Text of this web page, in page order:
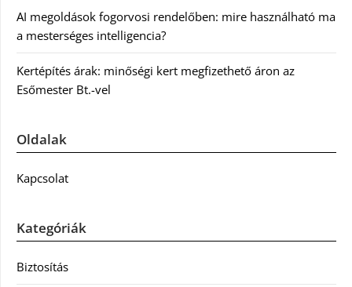
AI megoldások fogorvosi rendelőben: mire használható ma
a mesterséges intelligencia?
Kertépítés árak: minőségi kert megfizethető áron az
Esőmester Bt.-vel
Oldalak
Kapcsolat
Kategóriák
Biztosítás